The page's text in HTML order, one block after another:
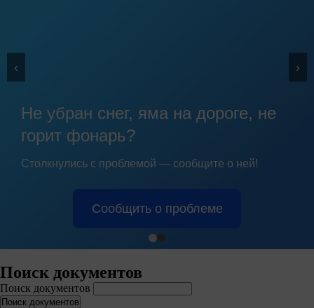
‹
Не убран снег, яма на дороге, не
горит фонарь?
Столкнулись с проблемой — сообщите о ней!
Сообщить о проблеме
›
Поиск документов
Поиск документов